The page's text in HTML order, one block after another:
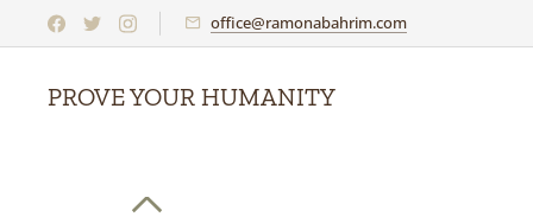
office@ramonabahrim.com
PROVE YOUR HUMANITY